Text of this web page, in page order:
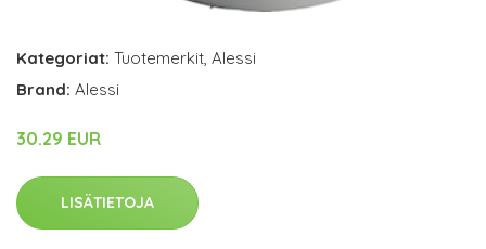
Kategoriat: Tuotemerkit, Alessi
Brand: Alessi
30.29 EUR
LISÄTIETOJA